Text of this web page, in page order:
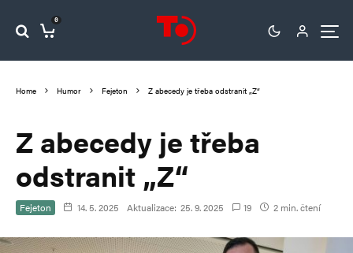
0
Home Humor Fejeton Z abecedy je třeba odstranit „Z“
Z abecedy je třeba
odstranit „Z“
Fejeton 14. 5. 2025 Aktualizace: 25. 9. 2025 19 2 min. čtení